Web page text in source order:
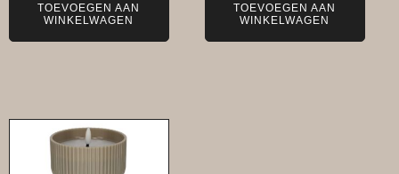
TOEVOEGEN AAN
WINKELWAGEN
TOEVOEGEN AAN
WINKELWAGEN